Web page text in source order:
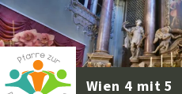
Zum
Inhalt
springen
Suchen